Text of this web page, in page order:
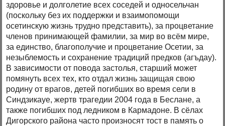
здоровье и долголетие всех соседей и односельчан
(поскольку без их поддержки и взаимопомощи
осетинскую жизнь трудно представить), за процветание
членов принимающей фамилии, за мир во всём мире,
за единство, благополучие и процветание Осетии, за
незыблемость и сохранение традиций предков (агъдау).
В зависимости от повода застолья, старший может
помянуть всех тех, кто отдал жизнь защищая свою
родину от врагов, детей погибших во время сели в
Синдзикауе, жертв трагедии 2004 года в Беслане, а
также погибших под ледником в Кармадоне. В сёлах
Дигорского района часто произносят тост в память о